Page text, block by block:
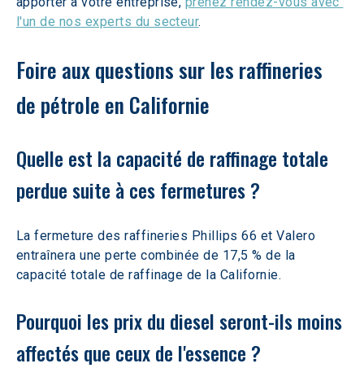
l'un de nos experts du secteur.
Foire aux questions sur les raffineries
de pétrole en Californie
Quelle est la capacité de raffinage totale
perdue suite à ces fermetures ?
La fermeture des raffineries Phillips 66 et Valero
entraînera une perte combinée de 17,5 % de la
capacité totale de raffinage de la Californie.
Pourquoi les prix du diesel seront-ils moins
affectés que ceux de l'essence ?